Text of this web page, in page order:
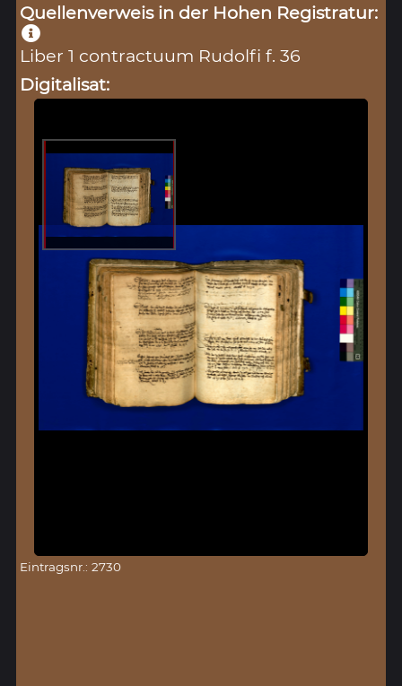
Quellenverweis in der Hohen Registratur:
Liber 1 contractuum Rudolfi f. 36
Digitalisat:
Eintragsnr.: 2730